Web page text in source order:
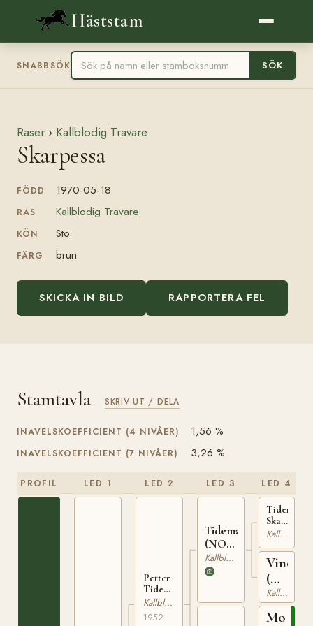
Häststam
SNABBSÖK SÖK
Raser › Kallblodig Travare
Skarpessa
FÖDD 1970-05-18
RAS Kallblodig Travare
KÖN Sto
FÄRG brun
SKICKA IN BILD RAPPORTERA FEL
Stamtavla SKRIV UT / DELA
INAVELSKOEFFICIENT (4 NIVÅER) 1,56 %
INAVELSKOEFFICIENT (7 NIVÅER) 3,26 %
PROFIL LED 1 LED 2
Petter
Tidemand
(NO)
NT 40
Kallblodig Travare
1952
LED 3
Tidemandrauen
(NO)
T-220Kallblodig Travare
LED 4
Tidemand
(NO)Kallblodig Travare
Vinoga
(NO)
T-
259
Kallblodig Travare
Molyn